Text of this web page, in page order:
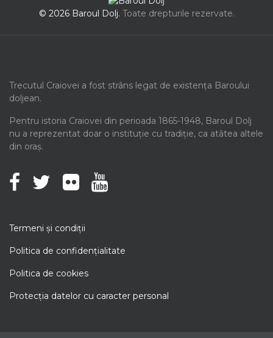
© 2026 Baroul Dolj. Toate drepturile rezervate.
Trecutul Craiovei a fost strâns legat de existența Baroului
doljean.
Pentru istoria Craiovei din perioada 1865-1948, Baroul Dolj
nu a reprezentat doar o instituție cu tradiție, ca atâtea altele
din oraș.
Termeni şi condiţii
Politica de confidenţialitate
Politica de cookies
Protecţia datelor cu caracter personal